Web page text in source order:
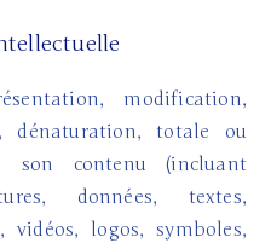
modification,
dénaturation, totale ou
contenu (incluant
données, textes,
vidéos, logos, symboles,